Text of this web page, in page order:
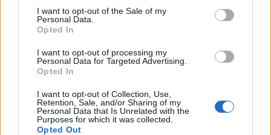
consent section.
I want to opt-out of the Sale of my
Personal Data.
Opted In
I want to opt-out of processing my
Personal Data for Targeted Advertising.
Opted In
I want to opt-out of Collection, Use,
Retention, Sale, and/or Sharing of my
Personal Data that Is Unrelated with the
Purposes for which it was collected.
Opted Out